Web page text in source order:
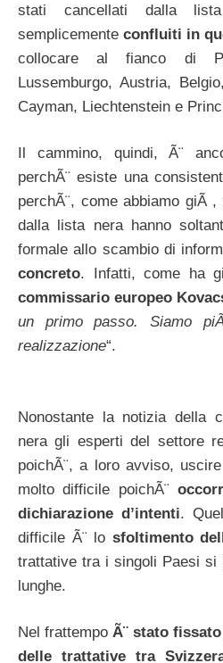
stati cancellati dalla
semplicemente confluiti in
collocare al fianco di
Lussemburgo, Austria,
Cayman, Liechtenstein e
Il cammino, quindi, Ã¨
perchÃ¨ esiste una
perchÃ¨, come abbiamo giÃ
dalla lista nera hanno
formale allo scambio di
concreto. Infatti, come ha
commissario europeo
un primo passo. Siamo
realizzazione“.
Nonostante la notizia della
nera gli esperti del settore
poichÃ¨, a loro avviso,
molto difficile poichÃ¨
dichiarazione d’intenti.
difficile Ã¨ lo sfoltimento
trattative tra i singoli Paesi si
lunghe.
Nel frattempo Ã¨ stato
delle trattative tra